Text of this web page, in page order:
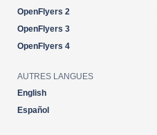
OpenFlyers 2
OpenFlyers 3
OpenFlyers 4
AUTRES LANGUES
English
Español